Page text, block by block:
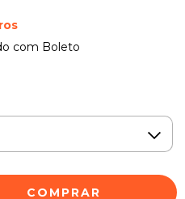
com Boleto